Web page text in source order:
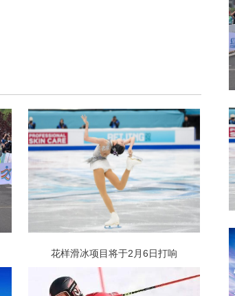
花样滑冰项目将于2月6日打响